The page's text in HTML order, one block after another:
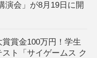
演会」が8月19日に開
賞賞金100万円！学生
ト「サイゲームス ク